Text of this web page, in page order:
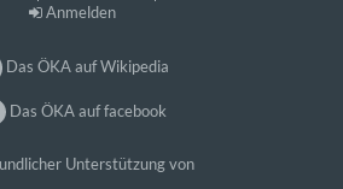
Anmelden
Das ÖKA auf Wikipedia
Das ÖKA auf facebook
Unterstützung von